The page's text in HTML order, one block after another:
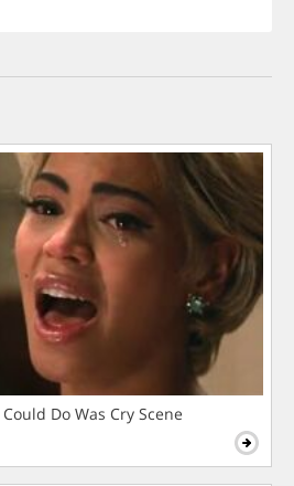
Do Was Cry Scene